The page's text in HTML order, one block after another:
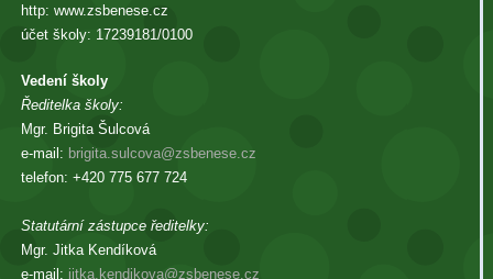
http: www.zsbenese.cz
účet školy: 17239181/0100
Vedení školy
Ředitelka školy:
Mgr. Brigita Šulcová
e-mail: brigita.sulcova@zsbenese.cz
telefon: +420 775 677 724
Statutární zástupce ředitelky:
Mgr. Jitka Kendíková
e-mail: jitka.kendikova@zsbenese.cz